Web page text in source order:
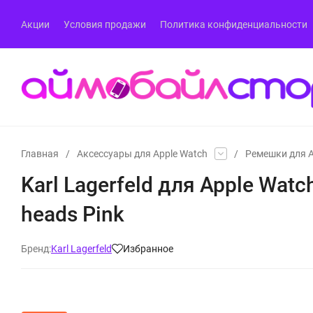
Акции Условия продажи Политика конфиденциальности
Главная / Аксессуары для Apple Watch / Ремешки для
Karl Lagerfeld для Apple
heads Pink
Бренд:Karl Lagerfeld Избранное